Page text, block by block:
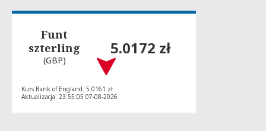
Funt
szterling
(GBP)
5.0172 zł
Kurs Bank of England: 5.0161 zł
Aktualizacja: 23:55:05 07-08-2026